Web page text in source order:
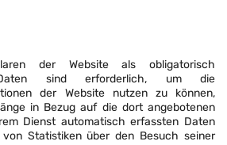
der Website als obligatorisch
Daten sind erforderlich, um die
der Website nutzen zu können,
in Bezug auf die dort angebotenen
Dienst automatisch erfassten Daten
Statistiken über den Besuch seiner